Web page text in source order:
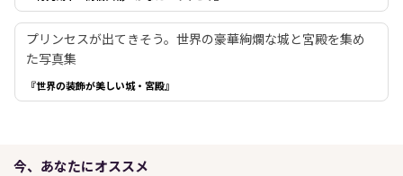
プリンセスが出てきそう。世界の豪華絢爛な城と宮殿を集め
た写真集
『世界の装飾が美しい城・宮殿』
今、あなたにオススメ